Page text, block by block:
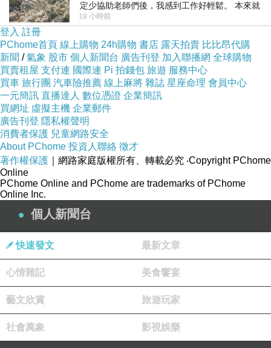
năng nhiễm bệnh lây lan qua con đường tinh dục, bệnh tiền liệt
tuyến,… Bên cạnh đó khi cắt da quy đầu, khu vực kín được khô
thoáng có thể không nên được tình trạng viêm nhiễm, Vì vậy
phòng tránh bệnh ung thư "cậu bé".
Phẫu thuật cắt bao quy đầu thì có được hưởng BHYT không?
Thông thường những phẫu thuật can thiệp ngoại khoa được bảo
hiểm chi trả là các dịch vụ khám bệnh, điều trị bệnh, khôi phục
công dụng ở bệnh viện công lập trong tuyến. Bởi vậy giải đáp
vấn đề cắt da quy đầu có bảo hiểm không, Bộ y học đã ghi nhận
phẫu thuật cắt bao quy đầy là một trong số những hạng mục
được bảo hiểm chi trả.
Theo kiến thức được cung cấp, BHYT có nguy cơ áp dụng
toán có nguy cơ là toàn bộ, 80% hay tốn ít hơn tùy thuộc vào
定少協助老師們後，我感到工作好輕鬆。 本來就
不是我的工作啊。 真
18 小時前
登入 註冊
PChome首頁 線上購物 24h購物 書店 露天拍賣 比比昂代購
新聞 /氣象 股市 個人新聞台 廣告刊登 加入聯播網 全球購物
買賣租屋 支付連 國際連 Pi 拍錢包 旅遊 服務中心
買車 旅行團 汽車險推薦 線上麻將 雜誌 星座命理 會員中心
一元簡訊 直播達人 數位憑證 企業簡訊
買網址 虛擬主機 企業郵件
廣告刊登 隱私權聲明
消費者保護 兒童網路安全
About PChome 投資人聯絡 徵才
著作權保護 ｜網路家庭版權所有、轉載必究 ‧Copyright PChome
Online
PChome Online and PChome are trademarks of PChome
Online Inc.
個人新聞台
快速發文 最新文章
心情雜記 美食饗宴
藝文欣賞 旅遊玩家
社會萬象 影視娛樂